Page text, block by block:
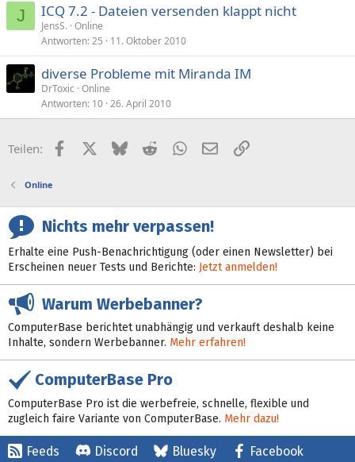
J ICQ 7.2 - Dateien versenden klappt nicht
JensS. Online
Antworten 25 11. Oktober 2010
diverse Probleme mit Miranda IM
DrToxic Online
Antworten 10 26. April 2010
Teilen: FacebookX (Twitter)
BlueskyRedditWhatsApp
E-MailLink
Online
Nichts mehr verpassen!
Erhalte eine Push-Benachrichtigung (oder einen Newsletter) bei
Erscheinen neuer Tests und Berichte: Jetzt anmelden!
Warum Werbebanner?
ComputerBase berichtet unabhängig und verkauft deshalb keine
Inhalte, sondern Werbebanner. Mehr erfahren!
ComputerBase Pro
ComputerBase Pro ist die werbefreie, schnelle, flexible und
zugleich faire Variante von ComputerBase. Mehr dazu!
Feeds Discord Bluesky Facebook